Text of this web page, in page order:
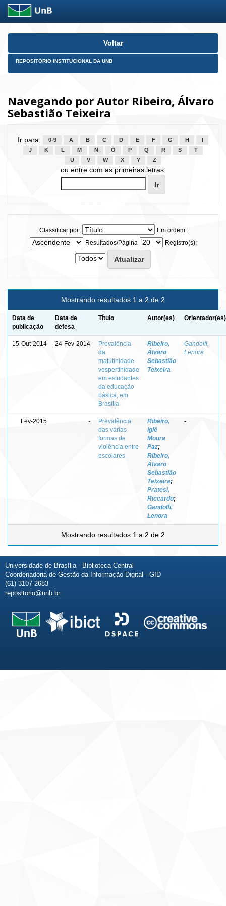
Skip
Voltar
REPOSITÓRIO INSTITUCIONAL DA UNB
Navegando por Autor Ribeiro, Álvaro
Sebastião Teixeira
Ir para: 0-9 A B C D E F G H
J
K L M N O P Q R S
T
U
V W X Y Z
ou entre com as primeiras letras:
Classificar por:
Em ordem:
Resultados/Página
Registro(s):
Mostrando resultados 1 a 2 de 2
Data de
publicação
Data de
defesa
Título Autor(es) Orientador(es)
15-Out-2014 24-Fev-2014
Prevalência
da
matutinidade-
vespertinidade
em estudantes
da educação
básica, em
Brasília
Ribeiro,
Álvaro
Sebastião
Teixeira
Gandolfi,
Lenora
Fev-2015 -
Prevalência
das várias
formas de
violência entre
escolares
Ribeiro,
Iglê
Moura
Paz;
Ribeiro,
Álvaro
Sebastião
Teixeira;
Pratesi,
Riccardo;
Gandolfi,
Lenora
-
Mostrando resultados 1 a 2 de 2
Universidade de Brasília - Biblioteca Central
Coordenadoria de Gestão da Informação Digital - GID
(61) 3107-2683
repositorio@unb.br